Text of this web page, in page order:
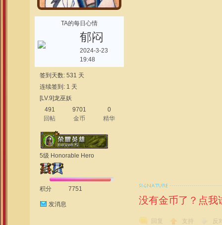
TA的每日心情
郁闷
2024-3-23
19:48
签到天数: 531 天
连续签到: 1 天
[LV.9]龙巫妖
491
回帖
9701
金币
0
精华
5级 Honorable Hero
积分 7751
发消息 没有金币了？点我
回复 支持 反